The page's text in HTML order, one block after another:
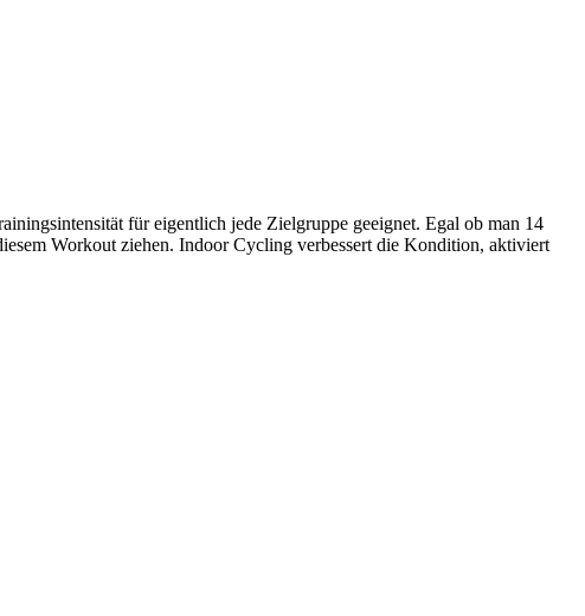
für eigentlich jede Zielgruppe geeignet. Egal ob man 14
Workout ziehen. Indoor Cycling verbessert die Kondition, aktiviert